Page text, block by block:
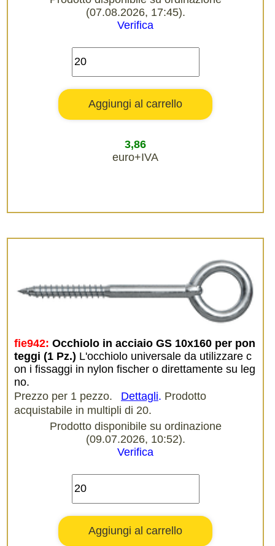
(07.08.2026, 17:45).
Verifica
3,86
euro+IVA
fie942: Occhiolo in acciaio GS 10x160 per pon
teggi (1 Pz.) L'occhiolo universale da utilizzare c
on i fissaggi in nylon fischer o direttamente su leg
no.
Prezzo per 1 pezzo.
Dettagli. Prodotto
acquistabile in multipli di 20.
Prodotto disponibile su ordinazione
(09.07.2026, 10:52).
Verifica